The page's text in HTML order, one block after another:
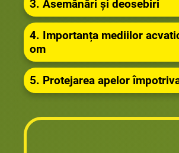
3. Asemănări și deosebiri
4. Importanța mediilor
om
5. Protejarea apelor